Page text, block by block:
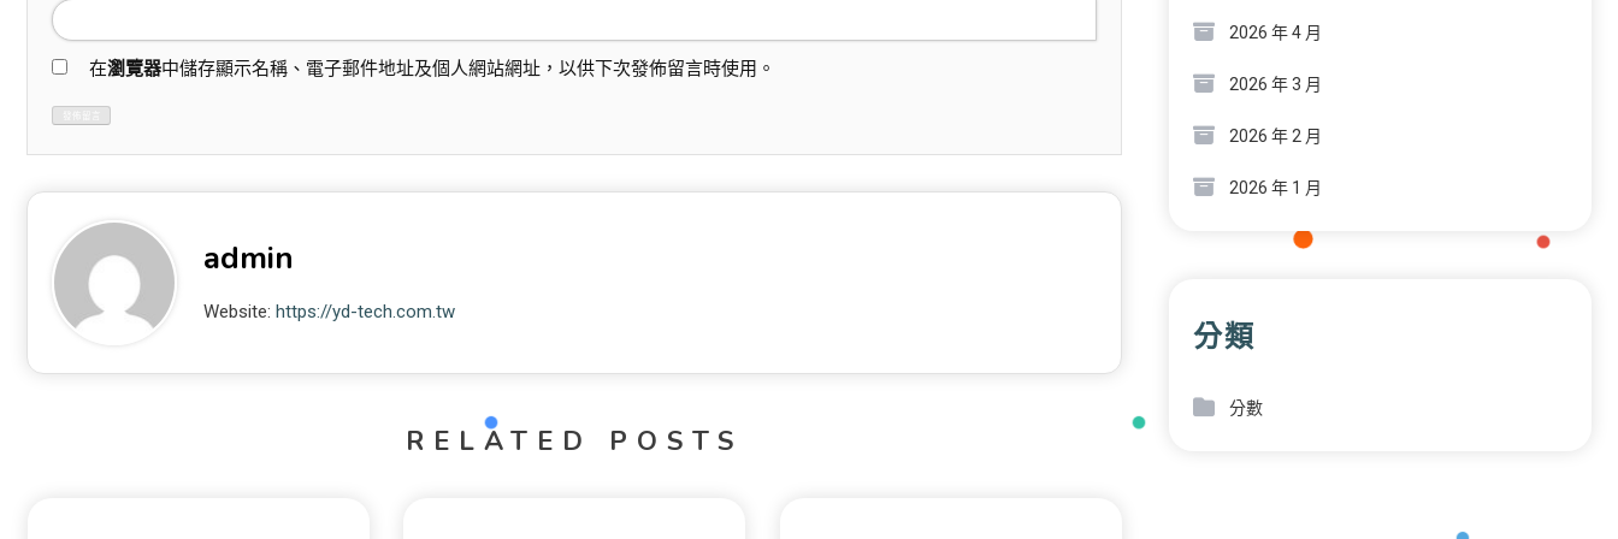
在瀏覽器中儲存顯示名稱、電子郵件地址及個人網站網址，以供下次發佈留言時使用。
admin
Website: https://yd-tech.com.tw
RELATED POSTS
2026 年 4 月
2026 年 3 月
2026 年 2 月
2026 年 1 月
分類
分數